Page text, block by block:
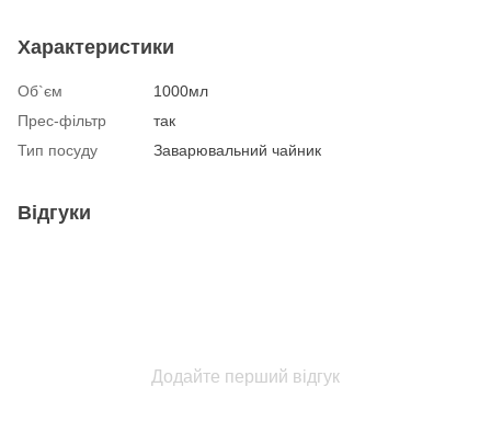
Характеристики
Об`єм
1000мл
Прес-фільтр
так
Тип посуду
Заварювальний чайник
Відгуки
Додайте перший відгук